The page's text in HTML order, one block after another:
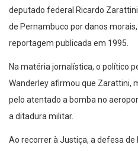
deputado federal Ricardo
de Pernambuco por danos
reportagem publicada em 1995.
Na matéria jornalística, o político
Wanderley afirmou que Zarattini,
pelo atentado a bomba no
a ditadura militar.
Ao recorrer à Justiça, a defesa de